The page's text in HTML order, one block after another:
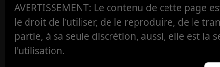
AVERTISSEMENT: Le contenu de cette page
le droit de l'utiliser, de le reproduire, de le
partie, à sa seule discrétion, aussi, elle est la
l'utilisation.